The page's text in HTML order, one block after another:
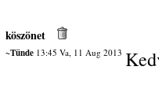
köszönet
~Tünde13:45 Va, 11 Aug 2013